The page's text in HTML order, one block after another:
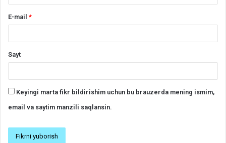
E-mail*
Sayt
Keyingi marta fikr bildirishim uchun bu brauzerda mening ismim,
email va saytim manzili saqlansin.